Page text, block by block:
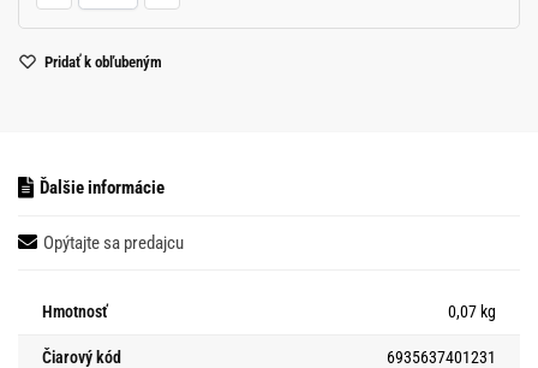
Pridať k obľubeným
Ďalšie informácie
Opýtajte sa predajcu
Hmotnosť 0,07 kg
Čiarový kód 6935637401231